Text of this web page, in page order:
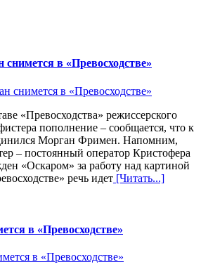
в «Превосходстве»
«Превосходства» режиссерского
пополнение – сообщается, что к
Морган Фримен. Напомним,
– постоянный оператор Кристофера
«Оскаром» за работу над картиной
речь идет [Читать...]
в «Превосходстве»